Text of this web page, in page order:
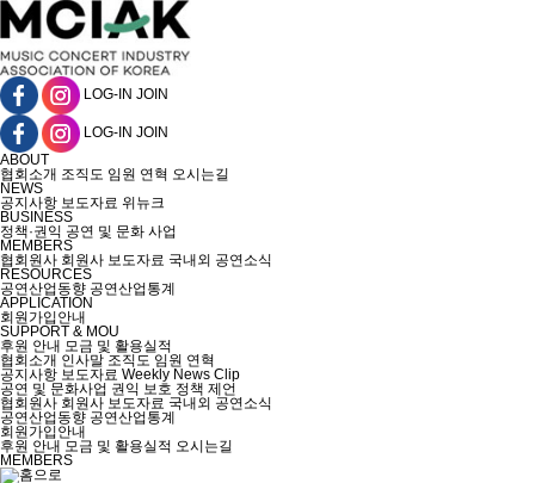
LOG-IN JOIN
LOG-IN JOIN
ABOUT
협회소개 조직도 임원 연혁 오시는길
NEWS
공지사항 보도자료 위뉴크
BUSINESS
정책·권익 공연 및 문화 사업
MEMBERS
협회원사 회원사 보도자료 국내외 공연소식
RESOURCES
공연산업동향 공연산업통계
APPLICATION
회원가입안내
SUPPORT & MOU
후원 안내 모금 및 활용실적
협회소개 인사말 조직도 임원 연혁
공지사항 보도자료 Weekly News Clip
공연 및 문화사업 권익 보호 정책 제언
협회원사 회원사 보도자료 국내외 공연소식
공연산업동향 공연산업통계
회원가입안내
후원 안내 모금 및 활용실적 오시는길
MEMBERS